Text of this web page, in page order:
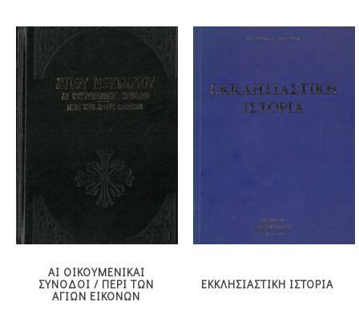
ΑΙ ΟΙΚΟΥΜΕΝΙΚΑΙ
ΣΥΝΟΔΟΙ / ΠΕΡΙ ΤΩΝ
ΑΓΙΩΝ ΕΙΚΟΝΩΝ
ΕΚΚΛΗΣΙΑΣΤΙΚΗ ΙΣΤΟΡΙΑ